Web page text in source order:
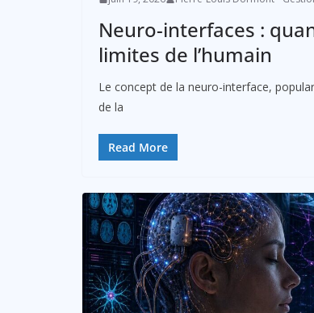
Neuro-interfaces :
limites de l’humain
Le concept de la neuro-interface,
de la
Read More